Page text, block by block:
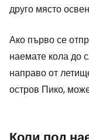
друго място
Ако първо се
наемате кола до
направо от
остров Пико,